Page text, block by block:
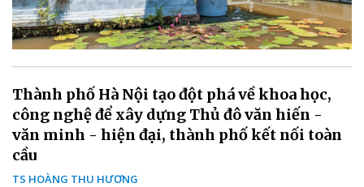
Thành phố Hà Nội tạo đột phá về khoa học,
công nghệ để xây dựng Thủ đô văn hiến -
văn minh - hiện đại, thành phố kết nối toàn
cầu
TS HOÀNG THU HƯƠNG